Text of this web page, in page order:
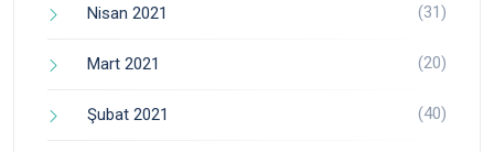
Nisan 2021 (31)
Mart 2021 (20)
Şubat 2021 (40)